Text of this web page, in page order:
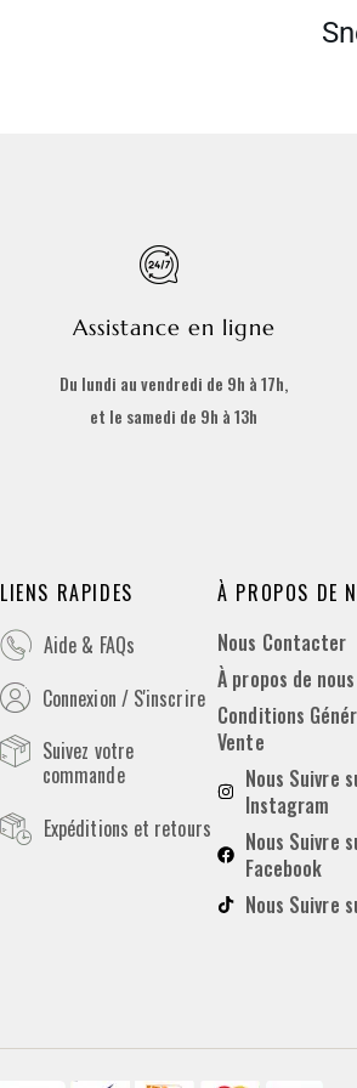
Assistance en ligne
Du lundi au vendredi de 9h à 17h,
et le samedi de 9h à 13h
LIENS RAPIDES
Aide & FAQs
Connexion / S'inscrire
Suivez votre
commande
Expéditions et retours
À PROPOS DE
Nous Contacter
À propos de nous
Conditions
Vente
Nous Suivre
Instagram
Nous Suivre
Facebook
Nous Suivre